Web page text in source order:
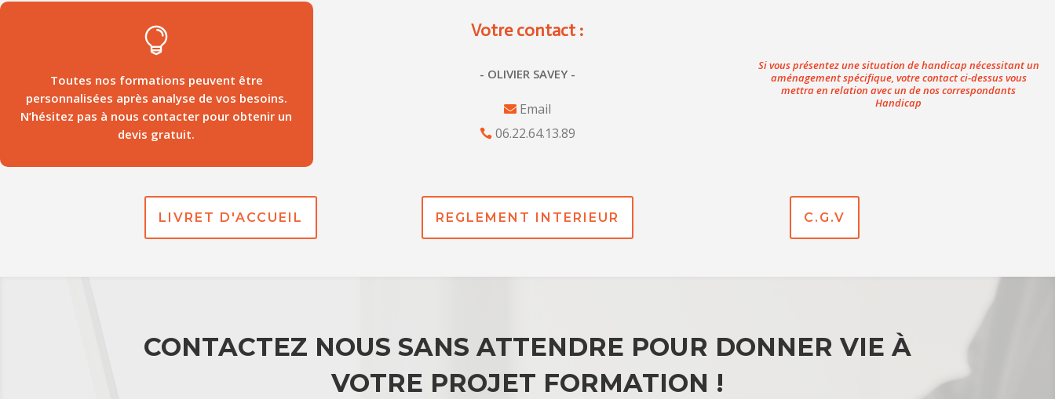

Toutes nos formations peuvent être
personnalisées après analyse de vos besoins.
N’hésitez pas à nous contacter pour obtenir un
devis gratuit.
Votre contact :
- OLIVIER SAVEY -
Email
06.22.64.13.89
Si vous présentez une situation de handicap nécessitant un
aménagement spécifique, votre contact ci-dessus vous
mettra en relation avec un de nos correspondants
Handicap
LIVRET D'ACCUEIL REGLEMENT INTERIEUR C.G.V
CONTACTEZ NOUS SANS ATTENDRE POUR DONNER VIE À
VOTRE PROJET FORMATION !